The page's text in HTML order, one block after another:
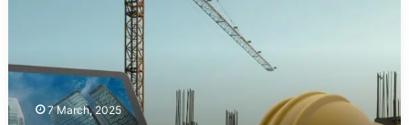
Ada
Augmented
Reality 7 March, 2025